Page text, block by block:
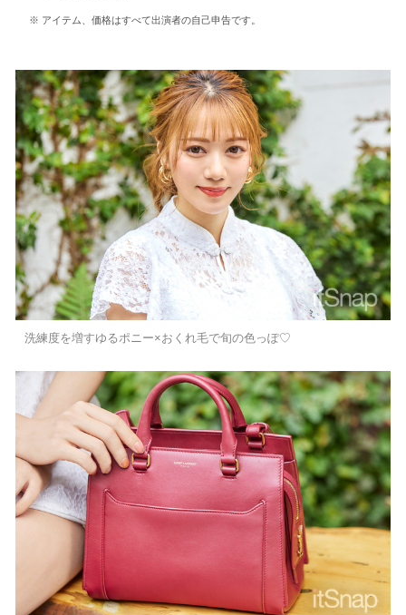
アイテム、価格はすべて出演者の自己申告です。
洗練度を増すゆるポニー×おくれ毛で旬の色っぽ♡